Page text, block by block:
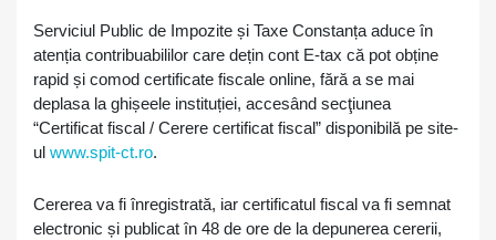
Serviciul Public de Impozite și Taxe Constanța aduce în
atenția contribuabililor care dețin cont E-tax că pot obține
rapid și comod certificate fiscale online, fără a se mai
deplasa la ghișeele instituției, accesând secţiunea
“Certificat fiscal / Cerere certificat fiscal” disponibilă pe site-
ul www.spit-ct.ro.
Cererea va fi înregistrată, iar certificatul fiscal va fi semnat
electronic și publicat în 48 de ore de la depunerea cererii,